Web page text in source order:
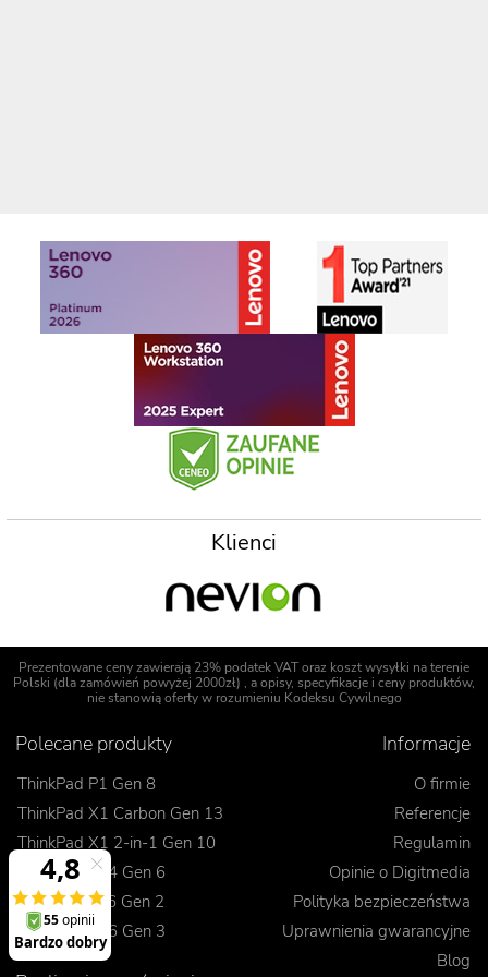
Klienci
Prezentowane ceny zawierają 23% podatek VAT oraz koszt wysyłki na terenie
Polski (dla zamówień powyżej 2000zł) , a opisy, specyfikacje i ceny produktów,
nie stanowią oferty w rozumieniu Kodeksu Cywilnego
Polecane produkty
ThinkPad P1 Gen 8
ThinkPad X1 Carbon Gen 13
ThinkPad X1 2-in-1 Gen 10
ThinkPad T14 Gen 6
ThinkPad L16 Gen 2
ThinkPad E16 Gen 3
Informacje
O firmie
Referencje
Regulamin
Opinie o Digitmedia
Polityka bezpieczeństwa
Uprawnienia gwarancyjne
Blog